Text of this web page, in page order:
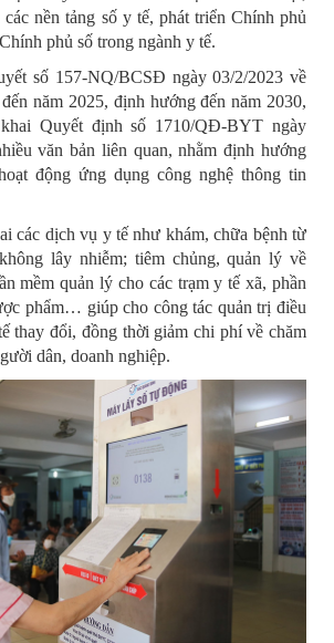
nền tảng số y tế, phát triển Chính phủ
phủ số trong ngành y tế.
số 157-NQ/BCSĐ ngày 03/2/2023 về
năm 2025, định hướng đến năm 2030,
Quyết định số 1710/QĐ-BYT ngày
văn bản liên quan, nhằm định hướng
động ứng dụng công nghệ thông tin
các dịch vụ y tế như khám, chữa bệnh từ
lây nhiễm; tiêm chủng, quản lý về
mềm quản lý cho các trạm y tế xã, phần
phẩm… giúp cho công tác quản trị điều
thay đổi, đồng thời giảm chi phí về chăm
dân, doanh nghiệp.